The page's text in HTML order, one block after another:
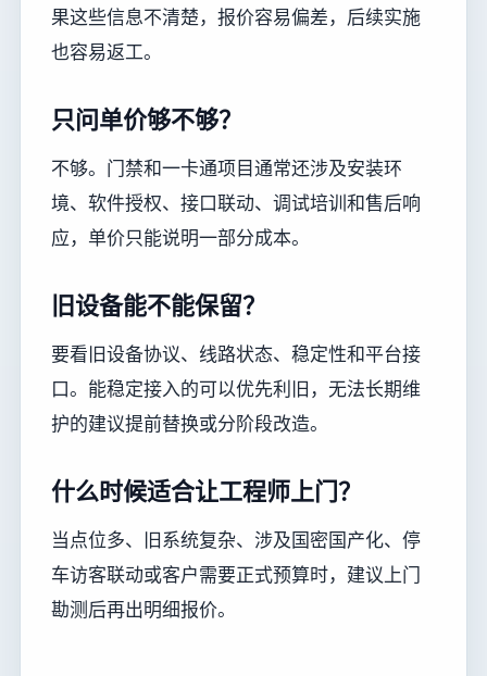
果这些信息不清楚，报价容易偏差，后续实施
也容易返工。
只问单价够不够？
不够。门禁和一卡通项目通常还涉及安装环
境、软件授权、接口联动、调试培训和售后响
应，单价只能说明一部分成本。
旧设备能不能保留？
要看旧设备协议、线路状态、稳定性和平台接
口。能稳定接入的可以优先利旧，无法长期维
护的建议提前替换或分阶段改造。
什么时候适合让工程师上门？
当点位多、旧系统复杂、涉及国密国产化、停
车访客联动或客户需要正式预算时，建议上门
勘测后再出明细报价。